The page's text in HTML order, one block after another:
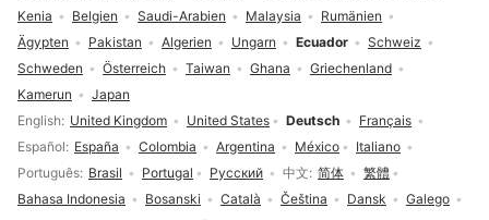
Sprachauswahl
English United Kingdom United States Deutsch
Français
Español
España Colombia Argentina México
Italiano
Português Brasil Portugal Русский 中文 简体
繁體
Bahasa Indonesia
Bosanski Català Čeština Dansk
Galego
Kenia
Belgien Saudi-Arabien Malaysia
Rumänien
Ägypten
Pakistan Algerien Ungarn Ecuador
Schweiz
Schweden
Österreich Taiwan Ghana
Griechenland
Kamerun
Japan